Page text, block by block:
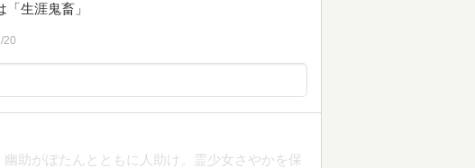
生涯鬼畜」
20
助がぼたんとともに人助け。霊少女さやかを保